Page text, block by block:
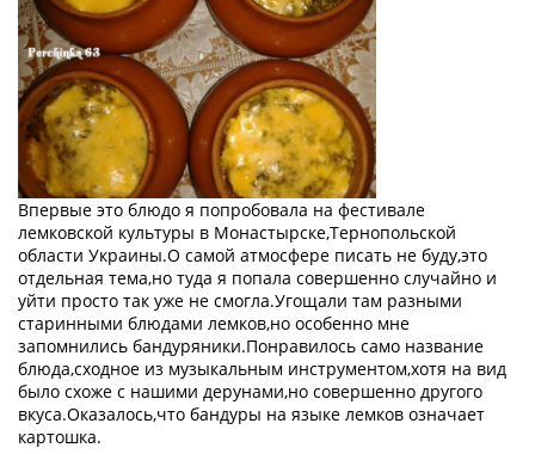
Впервые это блюдо я попробовала на фестивале
лемковской культуры в Монастырске,Тернопольской
области Украины.О самой атмосфере писать не буду,это
отдельная тема,но туда я попала совершенно случайно и
уйти просто так уже не смогла.Угощали там разными
старинными блюдами лемков,но особенно мне
запомнились бандуряники.Понравилось само название
блюда,сходное из музыкальным инструментом,хотя на вид
было схоже с нашими дерунами,но совершенно другого
вкуса.Оказалось,что бандуры на языке лемков означает
картошка.